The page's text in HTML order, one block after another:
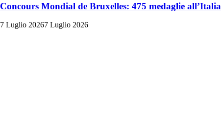
Concours Mondial de Bruxelles: 475 medaglie all’Italia
7 Luglio 20267 Luglio 2026